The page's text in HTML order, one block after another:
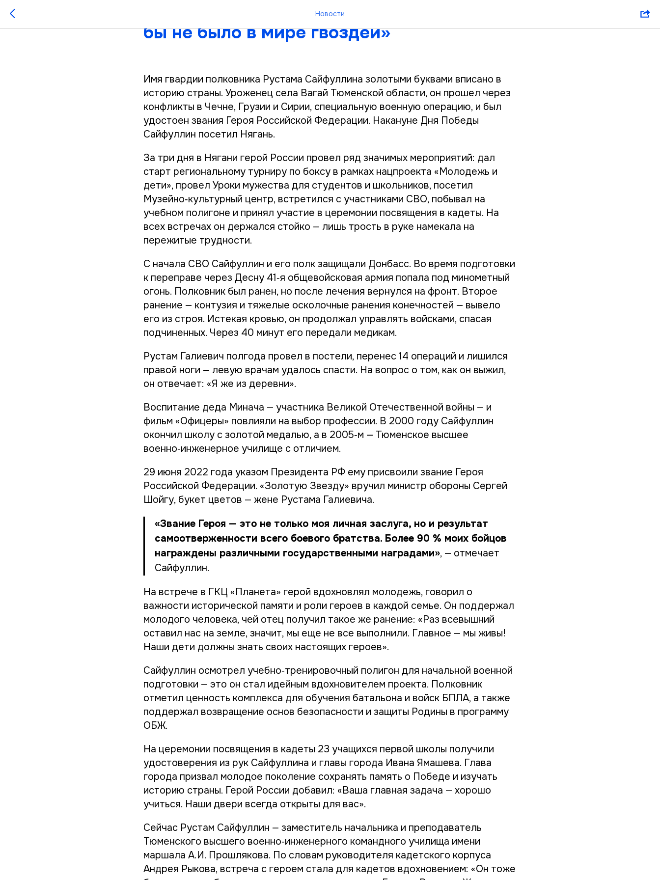
Новости
«Гвозди бы делать из этих людей, крепче
бы не было в мире гвоздей»
Имя гвардии полковника Рустама Сайфуллина золотыми буквами вписано в
историю страны. Уроженец села Вагай Тюменской области, он прошел через
конфликты в Чечне, Грузии и Сирии, специальную военную операцию, и был
удостоен звания Героя Российской Федерации. Накануне Дня Победы
Сайфуллин посетил Нягань.
За три дня в Нягани герой России провел ряд значимых мероприятий: дал
старт региональному турниру по боксу в рамках нацпроекта «Молодежь и
дети», провел Уроки мужества для студентов и школьников, посетил
Музейно‑культурный центр, встретился с участниками СВО, побывал на
учебном полигоне и принял участие в церемонии посвящения в кадеты. На
всех встречах он держался стойко — лишь трость в руке намекала на
пережитые трудности.
С начала СВО Сайфуллин и его полк защищали Донбасс. Во время подготовки
к переправе через Десну 41‑я общевойсковая армия попала под минометный
огонь. Полковник был ранен, но после лечения вернулся на фронт. Второе
ранение — контузия и тяжелые осколочные ранения конечностей — вывело
его из строя. Истекая кровью, он продолжал управлять войсками, спасая
подчиненных. Через 40 минут его передали медикам.
Рустам Галиевич полгода провел в постели, перенес 14 операций и лишился
правой ноги — левую врачам удалось спасти. На вопрос о том, как он выжил,
он отвечает: «Я же из деревни».
Воспитание деда Минача — участника Великой Отечественной войны — и
фильм «Офицеры» повлияли на выбор профессии. В 2000 году Сайфуллин
окончил школу с золотой медалью, а в 2005‑м — Тюменское высшее
военно‑инженерное училище с отличием.
29 июня 2022 года указом Президента РФ ему присвоили звание Героя
Российской Федерации. «Золотую Звезду» вручил министр обороны Сергей
Шойгу, букет цветов — жене Рустама Галиевича.
«Звание Героя — это не только моя личная заслуга, но и результат
самоотверженности всего боевого братства. Более 90 % моих бойцов
награждены различными государственными наградами», — отмечает
Сайфуллин.
На встрече в ГКЦ «Планета» герой вдохновлял молодежь, говорил о
важности исторической памяти и роли героев в каждой семье. Он поддержал
молодого человека, чей отец получил такое же ранение: «Раз всевышний
оставил нас на земле, значит, мы еще не все выполнили. Главное — мы живы!
Наши дети должны знать своих настоящих героев».
Сайфуллин осмотрел учебно‑тренировочный полигон для начальной военной
подготовки — это он стал идейным вдохновителем проекта. Полковник
отметил ценность комплекса для обучения батальона и войск БПЛА, а также
поддержал возвращение основ безопасности и защиты Родины в программу
ОБЖ.
На церемонии посвящения в кадеты 23 учащихся первой школы получили
удостоверения из рук Сайфуллина и главы города Ивана Ямашева. Глава
города призвал молодое поколение сохранять память о Победе и изучать
историю страны. Герой России добавил: «Ваша главная задача — хорошо
учиться. Наши двери всегда открыты для вас».
Сейчас Рустам Сайфуллин — заместитель начальника и преподаватель
Тюменского высшего военно‑инженерного командного училища имени
маршала А.И. Прошлякова. По словам руководителя кадетского корпуса
Андрея Рыкова, встреча с героем стала для кадетов вдохновением: «Он тоже